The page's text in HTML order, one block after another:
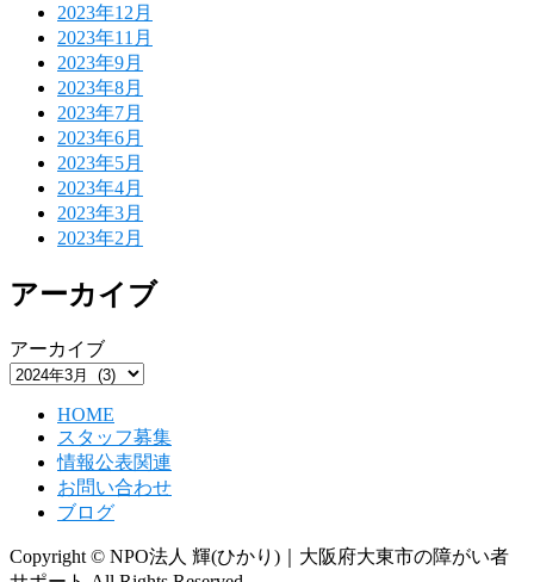
2023年12月
2023年11月
2023年9月
2023年8月
2023年7月
2023年6月
2023年5月
2023年4月
2023年3月
2023年2月
アーカイブ
アーカイブ
HOME
スタッフ募集
情報公表関連
お問い合わせ
ブログ
Copyright © NPO法人 輝(ひかり)｜大阪府大東市の障がい者